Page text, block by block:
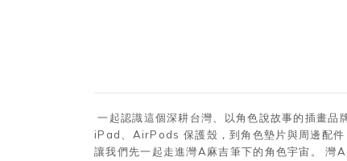
一起認識這個深耕台灣、以角色說故事的插畫
iPad、AirPods 保護殼，到角色墊片與周邊配件
讓我們先一起走進灣A麻吉筆下的角色宇宙。 灣